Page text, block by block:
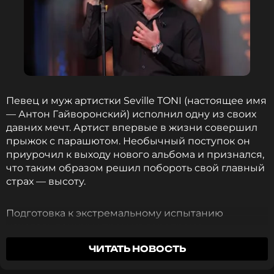
Группа
Жанры: Поп
Биография, последние новости
и многое другое >
исключено, что сразу после завершения тура он
также отправится в армию. Хотя, как мы сообщали,
в его случае служба может оказаться и
альтернативной.
Фото: соцсети Suga, Youtube
Читайте нас в Телеграме, чтобы
ПОДПИСАТЬСЯ
Певец и муж артистки Seville TONI (настоящее имя
— Антон Гайворонский) исполнил одну из своих
давних мечт. Артист впервые в жизни совершил
прыжок с парашютом. Необычный поступок он
приурочил к выходу нового альбома и признался,
что таким образом решил побороть свой главный
страх — высоту.
Подготовка к экстремальному испытанию
Исполнителю подобрали специальный костюм,
провели подробный инструктаж, после чего
ЧИТАТЬ НОВОСТЬ